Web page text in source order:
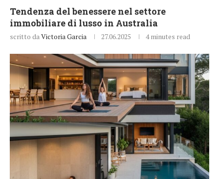
Tendenza del benessere nel settore
immobiliare di lusso in Australia
scritto daVictoria Garcia 27.06.2025 4 minutes read